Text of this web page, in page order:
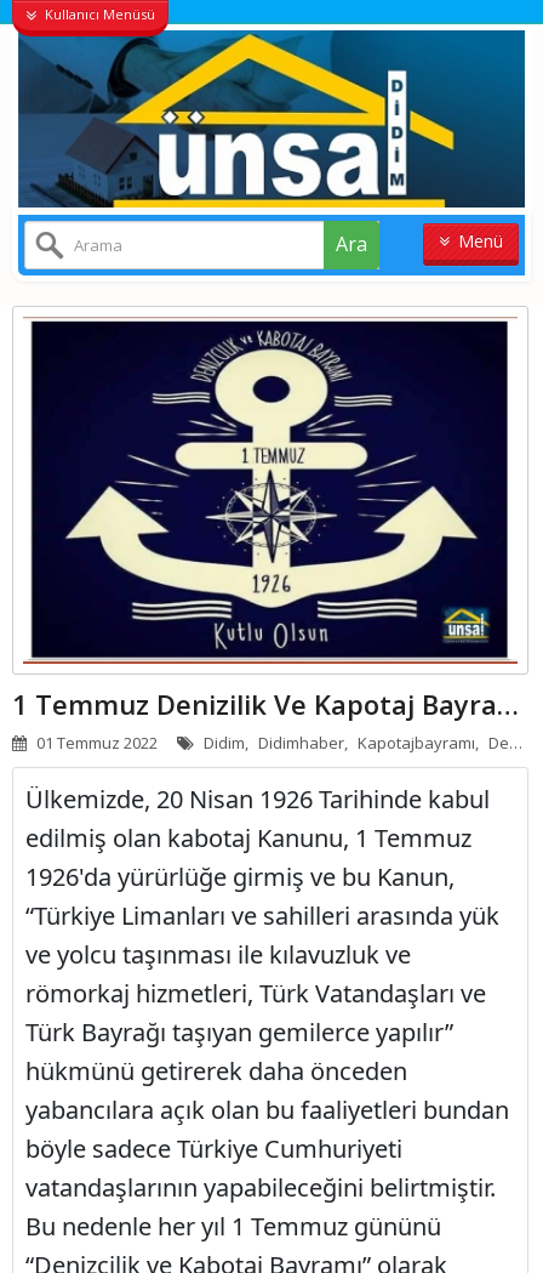
Kullanıcı Menüsü
Menü
Ara
ANASAYFA
İŞYERI
APART - OTELLER
1 Temmuz Denizilik Ve Kapotaj Bayramı Kutlu Olsun
01 Temmuz 2022 Didim, Didimhaber, Kapotajbayramı, Denizcilikbayramı,
Ülkemizde, 20 Nisan 1926 Tarihinde kabul
edilmiş olan kabotaj Kanunu, 1 Temmuz
1926'da yürürlüğe girmiş ve bu Kanun,
“Türkiye Limanları ve sahilleri arasında yük
ve yolcu taşınması ile kılavuzluk ve
römorkaj hizmetleri, Türk Vatandaşları ve
Türk Bayrağı taşıyan gemilerce yapılır”
hükmünü getirerek daha önceden
yabancılara açık olan bu faaliyetleri bundan
böyle sadece Türkiye Cumhuriyeti
vatandaşlarının yapabileceğini belirtmiştir.
Bu nedenle her yıl 1 Temmuz gününü
“Denizcilik ve Kabotaj Bayramı” olarak